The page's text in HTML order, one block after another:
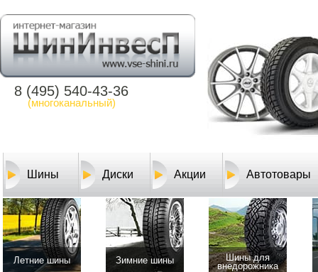
8 (495) 540-43-36
(многоканальный)
Шины Диски Акции Автотовары
Летние шины Зимние шины
Шины для
внедорожника